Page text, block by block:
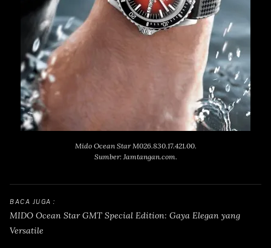
Mido Ocean Star M026.830.17.421.00.
Sumber: Jamtangan.com.
BACA JUGA :
MIDO Ocean Star GMT Special Edition: Gaya Elegan yang
Versatile